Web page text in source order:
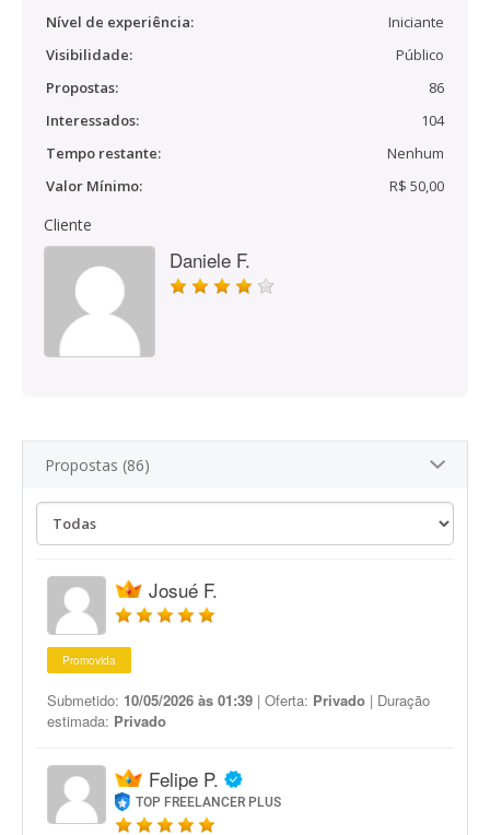
Nível de experiência:
Iniciante
Visibilidade:
Público
Propostas:
86
Interessados:
104
Tempo restante:
Nenhum
Valor Mínimo:
R$ 50,00
Cliente
Daniele F.
Propostas (86)
Josué F.
Promovida
Submetido: 10/05/2026 às 01:39 | Oferta: Privado | Duração
estimada: Privado
Felipe P.
TOP FREELANCER PLUS